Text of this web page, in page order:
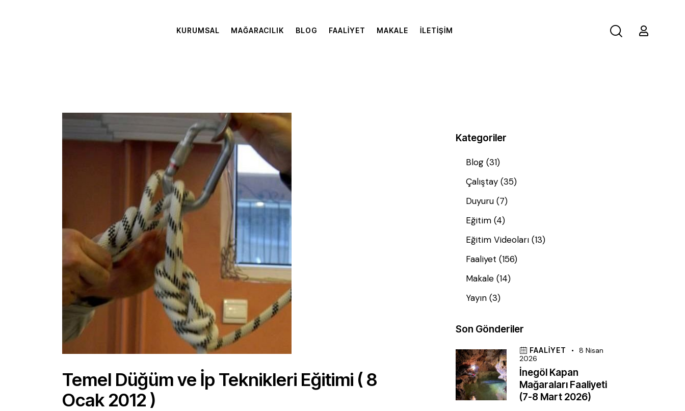
KURUMSAL MAĞARACILIK BLOG FAALIYET MAKALE İLETIŞIM
Temel Düğüm ve İp Teknikleri Eğitimi ( 8
Ocak 2012 )
Kategoriler
Blog (31)
Çalıştay (35)
Duyuru (7)
Eğitim (4)
Eğitim Videoları (13)
Faaliyet (156)
Makale (14)
Yayın (3)
Son Gönderiler
FAALIYET
8 Nisan
2026
İnegöl Kapan
Mağaraları Faaliyeti
(7-8 Mart 2026)